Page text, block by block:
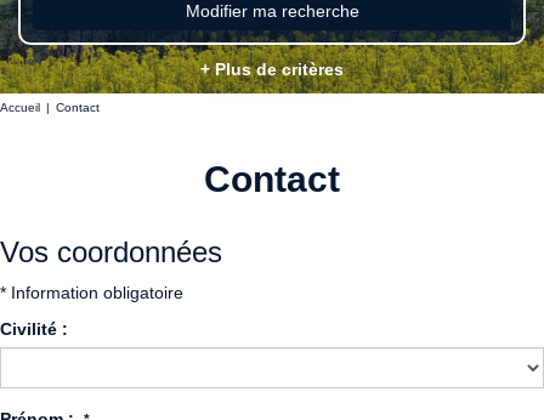
Modifier ma recherche
+ Plus de critères
Accueil Contact
Contact
Vos coordonnées
* Information obligatoire
Civilité :